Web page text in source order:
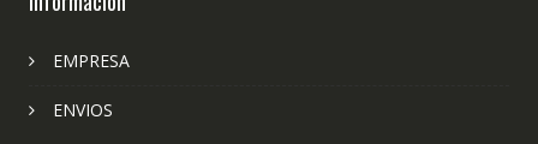
EMPRESA
ENVIOS